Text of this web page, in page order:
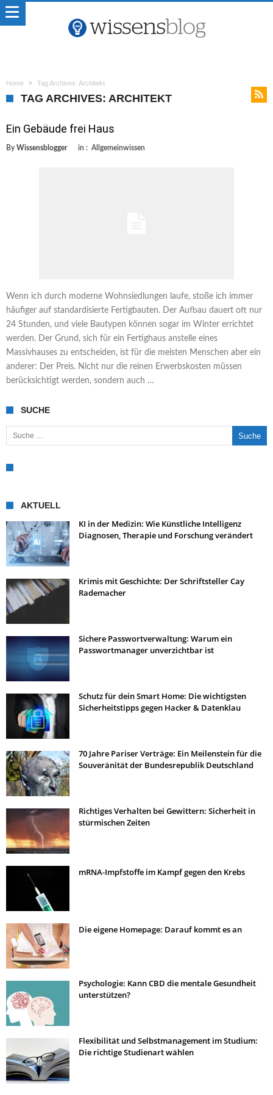
Home Tag Archives: Architekt
TAG ARCHIVES: ARCHITEKT
Ein Gebäude frei Haus
By Wissensblogger in : Allgemeinwissen
Wenn ich durch moderne Wohnsiedlungen laufe, stoße ich immer
häufiger auf standardisierte Fertigbauten. Der Aufbau dauert oft nur
24 Stunden, und viele Bautypen können sogar im Winter errichtet
werden. Der Grund, sich für ein Fertighaus anstelle eines
Massivhauses zu entscheiden, ist für die meisten Menschen aber ein
anderer: Der Preis. Nicht nur die reinen Erwerbskosten müssen
berücksichtigt werden, sondern auch …
SUCHE
Suche nach:
AKTUELL
KI in der Medizin: Wie Künstliche Intelligenz
Diagnosen, Therapie und Forschung verändert
Krimis mit Geschichte: Der Schriftsteller Cay
Rademacher
Sichere Passwortverwaltung: Warum ein
Passwortmanager unverzichtbar ist
Schutz für dein Smart Home: Die wichtigsten
Sicherheitstipps gegen Hacker & Datenklau
70 Jahre Pariser Verträge: Ein Meilenstein für die
Souveränität der Bundesrepublik Deutschland
Richtiges Verhalten bei Gewittern: Sicherheit in
stürmischen Zeiten
mRNA-Impfstoffe im Kampf gegen den Krebs
Die eigene Homepage: Darauf kommt es an
Psychologie: Kann CBD die mentale Gesundheit
unterstützen?
Flexibilität und Selbstmanagement im Studium:
Die richtige Studienart wählen